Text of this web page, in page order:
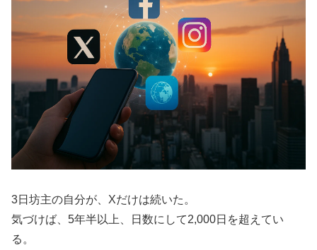
3日坊主の自分が、Xだけは続いた。
気づけば、5年半以上、日数にして2,000日を超えてい
る。